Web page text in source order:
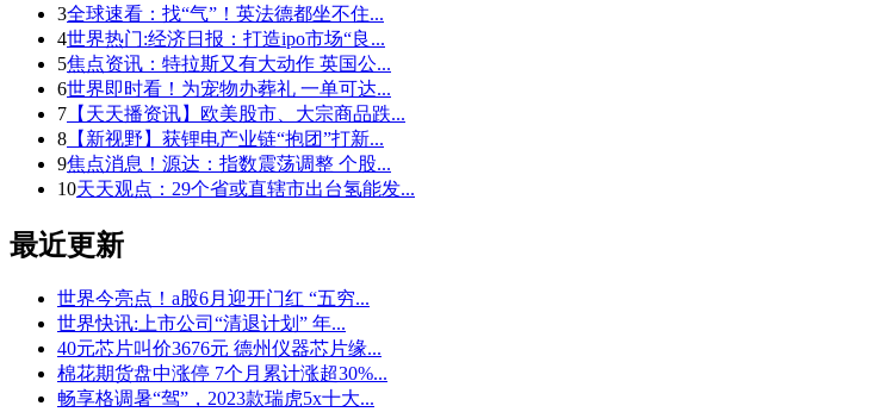
3全球速看：找“气”！英法德都坐不住...
4世界热门:经济日报：打造ipo市场“良...
5焦点资讯：特拉斯又有大动作 英国公...
6世界即时看！为宠物办葬礼 一单可达...
7 【天天播资讯】欧美股市、大宗商品跌...
8 【新视野】获锂电产业链“抱团”打新...
9焦点消息！源达：指数震荡调整 个股...
10天天观点：29个省或直辖市出台氢能发...
最近更新
世界今亮点！a股6月迎开门红 “五穷...
世界快讯:上市公司“清退计划” 年...
40元芯片叫价3676元 德州仪器芯片缘...
棉花期货盘中涨停 7个月累计涨超30%...
畅享格调暑“驾”，2023款瑞虎5x十大...